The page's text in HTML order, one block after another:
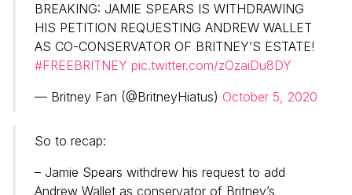
BREAKING: JAMIE SPEARS IS WITHDRAWING
HIS PETITION REQUESTING ANDREW WALLET
AS CO-CONSERVATOR OF BRITNEY’S ESTATE!
#FREEBRITNEY pic.twitter.com/zOzaiDu8DY
— Britney Fan (@BritneyHiatus) October 5, 2020
So to recap:
– Jamie Spears withdrew his request to add
Andrew Wallet as conservator of Britney’s